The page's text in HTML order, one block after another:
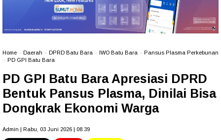
Home Daerah DPRD Batu Bara IWO Batu Bara
Pansus Plasma Perkebunan
PD GPI Batu Bara
PD GPI Batu Bara Apresiasi DPRD
Bentuk Pansus Plasma, Dinilai Bisa
Dongkrak Ekonomi Warga
Admin | Rabu, 03 Juni 2026 | 08.39